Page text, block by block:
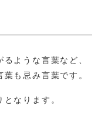
ような言葉など、
も忌み言葉です。
なります。